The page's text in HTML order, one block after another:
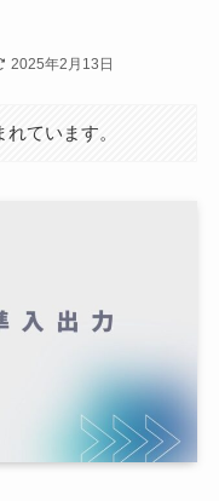
2025年2月13日
ています。